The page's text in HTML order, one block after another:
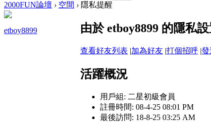
2000FUN論壇 › 空間 › 隱私提醒
etboy8899 由於 etboy8899 的隱私
查看好友列表 |加為好友 |打個招呼 |發
活躍概況
用戶組: 二星初級會員
註冊時間: 08-4-25 08:01 PM
最後訪問: 18-8-25 03:25 AM